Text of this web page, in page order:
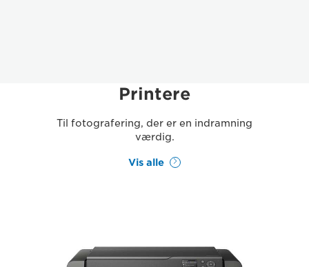
Printere
Til fotografering, der er en indramning
værdig.
Vis alle